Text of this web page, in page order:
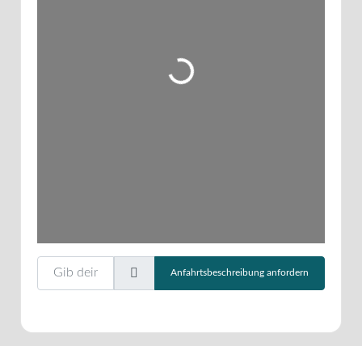
Wird geladen …
Gib deinen Standort ein.
Anfahrtsbeschreibung anfordern